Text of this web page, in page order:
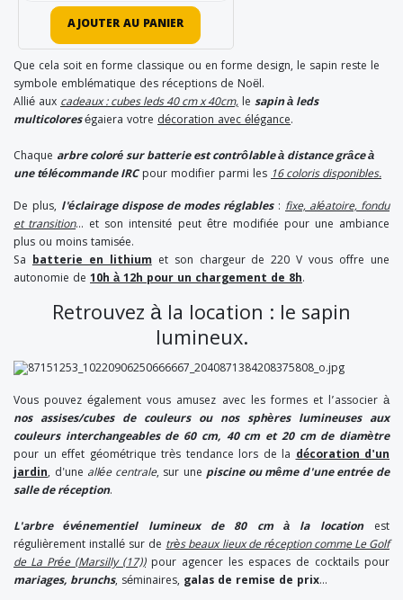
AJOUTER AU PANIER
Que cela soit en forme classique ou en forme design, le sapin reste le
symbole emblématique des réceptions de Noël.
Allié auxcadeaux : cubes leds 40 cm x 40cm,le sapin à leds
multicoloreségaiera votre décoration avec élégance.
Chaque arbre coloré sur batterie est contrôlable à distance grâce à
une télécommande IRCpour modifier parmi les16 coloris disponibles.
De plus, l'éclairage dispose de modes réglables: fixe, aléatoire, fondu
et transition... et son intensité peut être modifiée pour une ambiance
plus ou moins tamisée.
Sa batterie en lithiumet son chargeur de 220 V vous offre une
autonomie de 10h à 12h pour un chargement de 8h.
Retrouvez à la location : le sapin
lumineux.
Vous pouvez également vous amusez avec les formes et l’associer à
nos assises/cubes de couleurs ou nos sphères lumineuses aux
couleurs interchangeables de 60 cm, 40 cm et 20 cm de diamètre
pour un effet géométrique très tendance lors de ladécoration d'un
jardin, d'une allée centrale, sur unepiscine ou même d'une entrée de
salle de réception.
L'arbre événementiel lumineux de 80 cm à la locationest
régulièrement installé sur detrès beaux lieux de réception comme Le Golf
de La Prée (Marsilly (17))pour agencer les espaces de cocktails pour
mariages, brunchs, séminaires, galas de remise de prix...